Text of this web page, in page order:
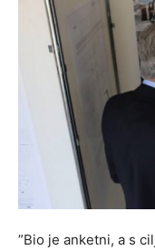
”Bio je anketni, a s